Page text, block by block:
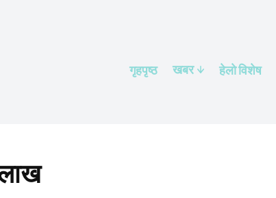
गृहपृष्ठ खबर हेलाे विशेष